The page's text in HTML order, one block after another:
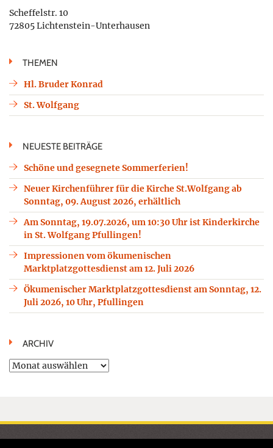
Scheffelstr. 10
72805 Lichtenstein-Unterhausen
THEMEN
Hl. Bruder Konrad
St. Wolfgang
NEUESTE BEITRÄGE
Schöne und gesegnete Sommerferien!
Neuer Kirchenführer für die Kirche St.Wolfgang ab
Sonntag, 09. August 2026, erhältlich
Am Sonntag, 19.07.2026, um 10:30 Uhr ist Kinderkirche
in St. Wolfgang Pfullingen!
Impressionen vom ökumenischen
Marktplatzgottesdienst am 12. Juli 2026
Ökumenischer Marktplatzgottesdienst am Sonntag, 12.
Juli 2026, 10 Uhr, Pfullingen
ARCHIV
Archiv